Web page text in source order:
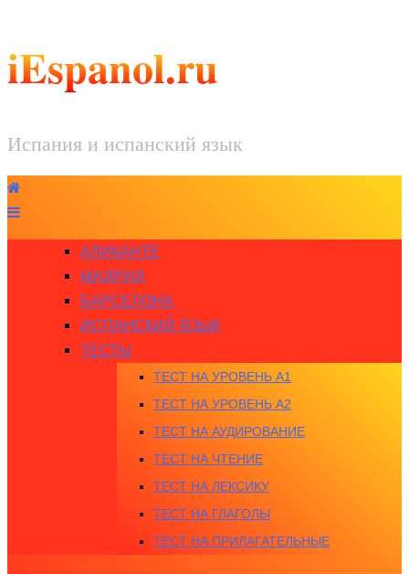
iEspanol.ru
Испания и испанский язык
АЛИКАНТЕ
МАДРИД
БАРСЕЛОНА
ИСПАНСКИЙ ЯЗЫК
ТЕСТЫ
ТЕСТ НА УРОВЕНЬ A1
ТЕСТ НА УРОВЕНЬ A2
ТЕСТ НА АУДИРОВАНИЕ
ТЕСТ НА ЧТЕНИЕ
ТЕСТ НА ЛЕКСИКУ
ТЕСТ НА ГЛАГОЛЫ
ТЕСТ НА ПРИЛАГАТЕЛЬНЫЕ